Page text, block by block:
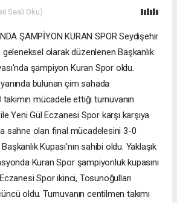
Sesli Oku)
ŞAMPİYON KURAN SPOR Seydişehir
olarak düzenlenen Başkanlık
şampiyon Kuran Spor oldu.
bulunan çim sahada
mücadele ettiği turnuvanın
Yeni Gül Eczanesi Spor karşı karşıya
sahne olan final mücadelesini 3-0
Kupası'nın sahibi oldu. Yaklaşık
Kuran Spor şampiyonluk kupasını
Spor ikinci, Tosunoğulları
oldu. Turnuvanın centilmen takımı